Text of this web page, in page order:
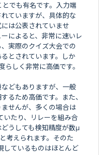
でも有名です。入力端
ていますが、具体的な
は公表されていませ
によると、非常に速いレ
実際のクイズ大会での
とされています。しか
らしく非常に高価です。
どもありますが、一般
るため高価です。また、
せんが、多くの場合は
いたり、リレーを組み合
うしても検知精度が数μ
考えられます。そのた
しているものはほとんど